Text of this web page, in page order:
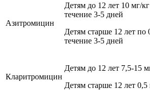
Азитромицин
Детям до 12 лет 10 мг/
течение 3-5 дней
Детям старше 12 лет по
течение 3-5 дней
Кларитромицин
Детям до 12 лет 7,5-15
Детям старше 12 лет